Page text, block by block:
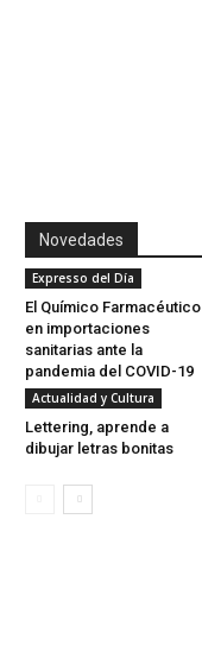
Novedades
Expresso del Día
El Químico Farmacéutico
en importaciones
sanitarias ante la
pandemia del COVID-19
Actualidad y Cultura
Lettering, aprende a
dibujar letras bonitas